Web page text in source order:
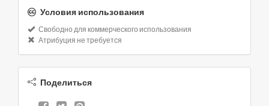
Условия использования
Свободно для коммерческого использования
Атрибуция не требуется
Поделиться